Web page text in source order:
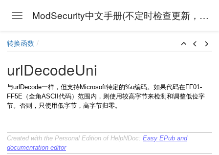
Toggle navigation ModSecurity中文手册(不定时检查更新，上次检查时间:
转换函数
urlDecodeUni
与urlDecode一样，但支持Microsoft特定的%u编码。如果代码在FF01-
FF5E（全角ASCII代码）范围内，则使用较高字节来检测和调整低位字
节。否则，只使用低字节，高字节归零。
Created with the Personal Edition of HelpNDoc: Easy EPub and
documentation editor